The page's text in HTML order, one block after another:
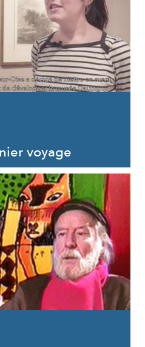
voyage